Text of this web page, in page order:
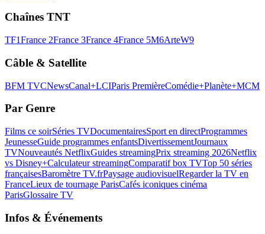
Chaînes TNT
TF1France 2France 3France 4France 5M6ArteW9
Câble & Satellite
BFM TVCNewsCanal+LCIParis PremièreComédie+Planète+MCM
Par Genre
Films ce soirSéries TVDocumentairesSport en directProgrammes
JeunesseGuide programmes enfantsDivertissementJournaux
TVNouveautés NetflixGuides streamingPrix streaming 2026Netflix
vs Disney+Calculateur streamingComparatif box TVTop 50 séries
françaisesBaromètre TV.frPaysage audiovisuelRegarder la TV en
FranceLieux de tournage ParisCafés iconiques cinéma
ParisGlossaire TV
Infos & Événements